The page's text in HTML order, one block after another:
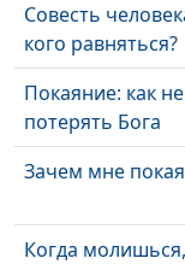
Совесть
кого равняться?
Покаяние: как не
потерять Бога
Зачем мне
Когда